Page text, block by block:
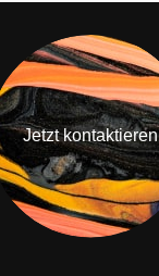
Jetzt kontaktieren